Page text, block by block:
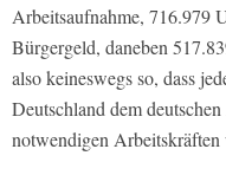
Arbeitsaufnahme, 716.979
Bürgergeld, daneben
also keineswegs so, dass
Deutschland dem
notwendigen Arbeitskräften